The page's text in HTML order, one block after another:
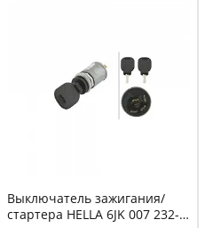
Выключатель зажигания/
стартера HELLA 6JK 007 232-